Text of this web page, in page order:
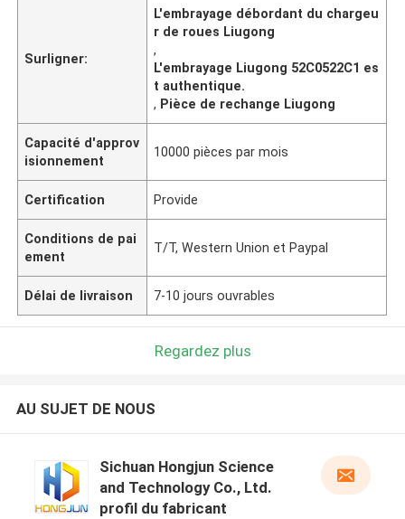
Surligner:
L'embrayage débordant du chargeu
r de roues Liugong
,
L'embrayage Liugong 52C0522C1 es
t authentique.
, Pièce de rechange Liugong
Capacité d'approv
isionnement
10000 pièces par mois
Certification Provide
Conditions de pai
ement
T/T, Western Union et Paypal
Délai de livraison 7-10 jours ouvrables
Regardez plus
AU SUJET DE NOUS
Sichuan Hongjun Science
and Technology Co., Ltd.
profil du fabricant